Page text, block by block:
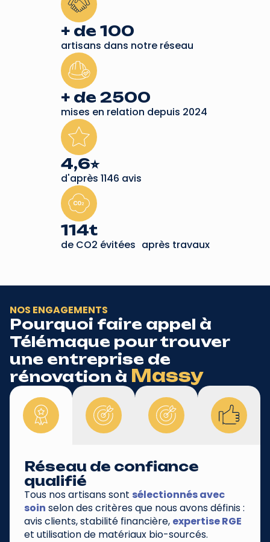
+ de 100
artisans dans notre réseau
+ de 2500
mises en relation depuis 2024
4,6⭐︎
d'après 1146 avis
114t
de CO2 évitées après travaux
NOS ENGAGEMENTS
Pourquoi faire appel à
Télémaque pour trouver
une entreprise de
rénovation à Massy
Réseau de confiance
qualifié
Tous nos artisans sont sélectionnés avec
soin selon des critères que nous avons définis :
avis clients, stabilité financière, expertise RGE
et utilisation de matériaux bio-sourcés.